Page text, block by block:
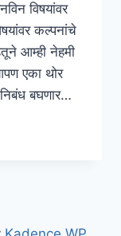
विषयांवर
कल्पनांचे
हेतूने आम्ही नेहमी
एका थोर
बघणार…